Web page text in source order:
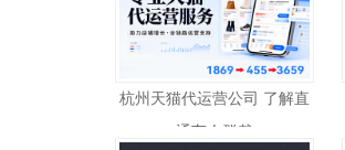
杭州天猫代运营公司 了解直
通车人群裁